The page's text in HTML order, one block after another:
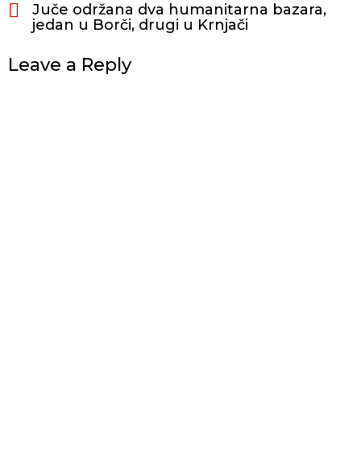
Juče održana dva humanitarna bazara,
jedan u Borči, drugi u Krnjači
Leave a Reply